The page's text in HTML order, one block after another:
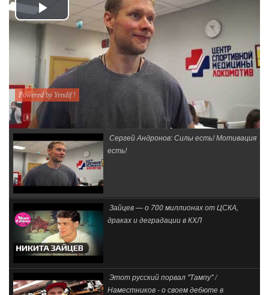
Play
Video
Powered by Yendif !
Сергей Андронов: Силы есть! Мотивация
есть!
Зайцев — о 700 миллионах от ЦСКА,
драках и деградации в КХЛ
Этот русский порвал "Тампу" /
Наместников - о своем дебюте в